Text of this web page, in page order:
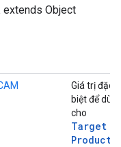
extends Object
Giá trị đặc
biệt để
cho
Target
Product